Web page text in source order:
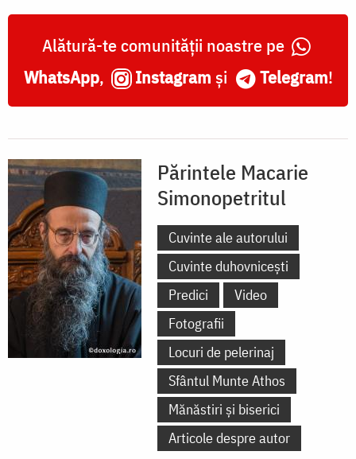
Alătură-te comunității noastre pe
WhatsApp, Instagram și Telegram!
Părintele Macarie
Simonopetritul
Cuvinte ale autorului
Cuvinte duhovnicești
Predici
Video
Fotografii
Locuri de pelerinaj
Sfântul Munte Athos
Mănăstiri și biserici
Articole despre autor